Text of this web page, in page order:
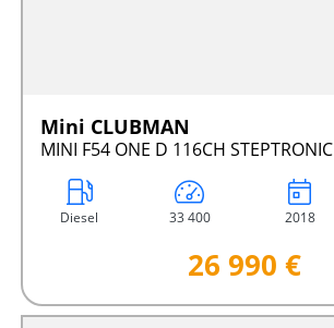
Mini CLUBMAN
MINI F54 ONE D 116CH STEPTRONIC
Diesel 33 400 2018
26 990 €